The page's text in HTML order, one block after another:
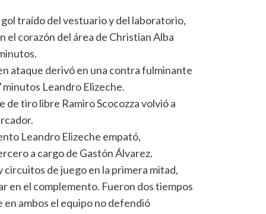
traído del vestuario y del laboratorio,
el corazón del área de Christian Alba
ataque derivó en una contra fulminante
Leandro Elizeche.
tiro libre Ramiro Scocozza volvió a
Leandro Elizeche empató,
a cargo de Gastón Álvarez.
de juego en la primera mitad,
en el complemento. Fueron dos tiempos
ambos el equipo no defendió